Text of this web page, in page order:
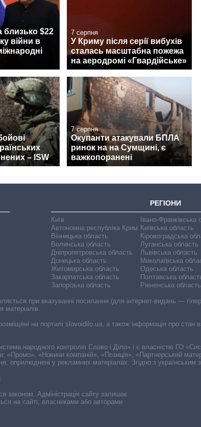
близько $22
війни в
7 серпня
У Криму після серії вибухів
сталась масштабна пожежа
на аеродромі «Гвардійське»
– ISW
7 серпня
Окупанти атакували БПЛА
ринок на на Сумщині, є
важкопоранені
РЕГІОНИ
Київ
Автономна республіка Крим
Вінницька область
Волинська область
Дніпропетровська область
Донецька область
Житомирська область
Закарпатська область
Запорізька область
Івано-Франківська
Київська область
Кіровоградська
Луганська область
Львівська область
Миколаївська
Одеська область
Полтавська
Рівненська область
законом. Адміністрація сайту залишає
на сайті, власниками або авторами
при вказуванні посилання (для інтернет-видань —
матеріалів.
на порталі slovoidilo.ua, а також інформація про
народного контролю Слово і Діло» і є власністю ГО
«Промо», «Новини компаній», «Позиція», «Партнерський
оприлюднені у рекламних матеріалах. Згідно з українським